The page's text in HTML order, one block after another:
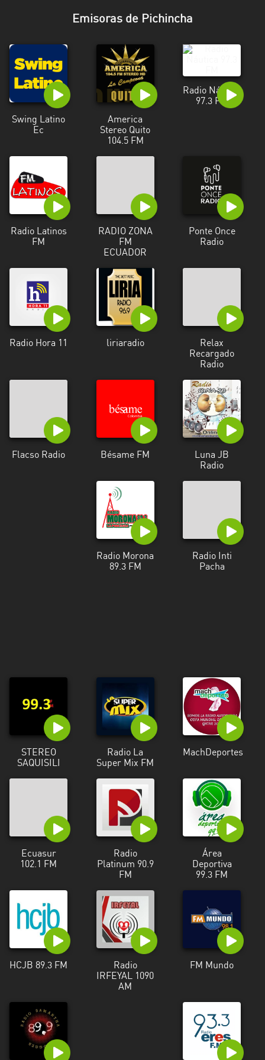
Imbabura
Loja
Los
Ríos
Morona
Santiago
Napo
Pastaza
Santo
Domingo
Tsáchilas
Emisoras de Pichincha
Swing Latino
Ec
America
Stereo Quito
104.5 FM
Radio Náutica
97.3 FM
Radio Latinos
FM
RADIO ZONA
FM
ECUADOR
Ponte Once
Radio
Radio Hora 11 liriaradio
Relax
Recargado
Radio
Flacso Radio Bésame FM
Luna JB
Radio
Radio Morona
89.3 FM
Radio Inti
Pacha
STEREO
SAQUISILI
Radio La
Super Mix FM
MachDeportes
Ecuasur
102.1 FM
Radio
Platinum 90.9
FM
Área
Deportiva
99.3 FM
HCJB 89.3 FM
Radio
IRFEYAL 1090
AM
FM Mundo